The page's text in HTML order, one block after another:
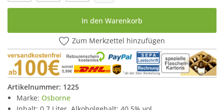
In den Warenkorb
Zum Merkzettel hinzufügen
Artikelnummer: 1225
Marke: Osborne